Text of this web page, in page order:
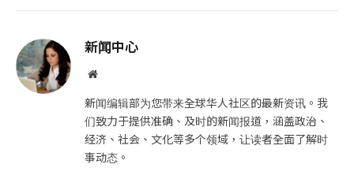
新闻中心
网
新闻编辑部为您带来全球华人社区的最新资讯。我
们致力于提供准确、及时的新闻报道，涵盖政治、
经济、社会、文化等多个领域，让读者全面了解时
事动态。